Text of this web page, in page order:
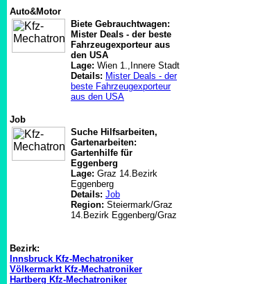
Auto&Motor
Biete Gebrauchtwagen:
Mister Deals - der beste
Fahrzeugexporteur aus
den USA
Lage: Wien 1.,Innere Stadt
Details: Mister Deals - der
beste Fahrzeugexporteur
aus den USA
Job
Suche Hilfsarbeiten,
Gartenarbeiten:
Gartenhilfe für
Eggenberg
Lage: Graz 14.Bezirk
Eggenberg
Details: Job
Region: Steiermark/Graz
14.Bezirk Eggenberg/Graz
Bezirk:
Innsbruck Kfz-Mechatroniker
Völkermarkt Kfz-Mechatroniker
Hartberg Kfz-Mechatroniker